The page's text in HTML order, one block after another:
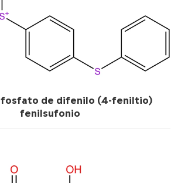
de difenilo (4-feniltio)
fenilsufonio